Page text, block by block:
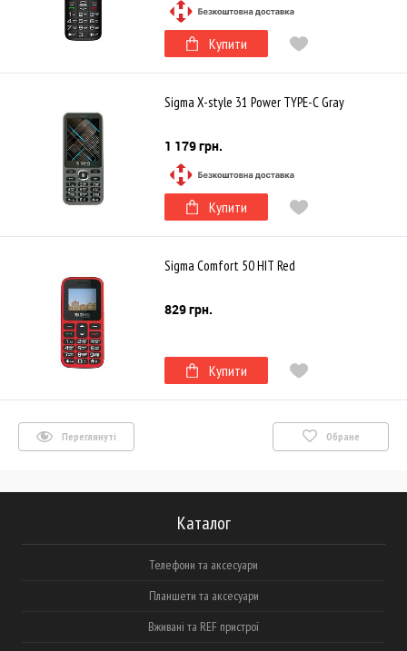
Купити
Sigma X-style 31 Power TYPE-C Gray
1 179 грн.
Купити
Sigma Comfort 50 HIT Red
829 грн.
Купити
Переглянуті Обране
Каталог
Телефони та аксесуари
Планшети та аксесуари
Вживані та REF пристрої